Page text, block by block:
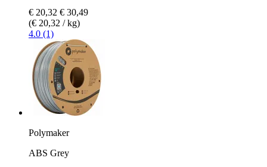
€ 20,32 € 30,49
(€ 20,32 / kg)
4.0 (1)
Polymaker
ABS Grey